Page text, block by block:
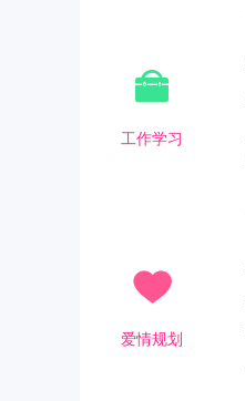
工作学习
爱情规划